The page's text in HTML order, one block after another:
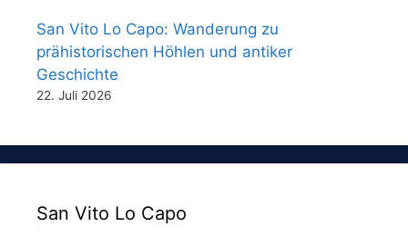
San Vito Lo Capo: Wanderung zu
prähistorischen Höhlen und antiker
Geschichte
22. Juli 2026
San Vito Lo Capo